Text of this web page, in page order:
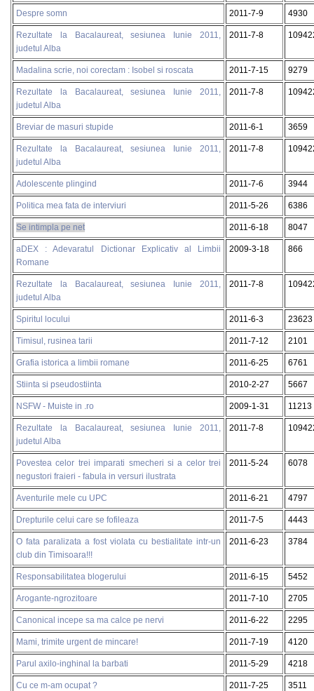
Despre somn 2011-7-9 4930
Rezultate la Bacalaureat, sesiunea Iunie 2011,
judetul Alba
2011-7-8
Madalina scrie, noi corectam : Isobel si roscata 2011-7-15 9279
Rezultate la Bacalaureat, sesiunea Iunie 2011,
judetul Alba
2011-7-8
Breviar de masuri stupide 2011-6-1 3659
Rezultate la Bacalaureat, sesiunea Iunie 2011,
judetul Alba
2011-7-8
Adolescente plingind 2011-7-6 3944
Politica mea fata de interviuri 2011-5-26 6386
Se intimpla pe net 2011-6-18 8047
aDEX : Adevaratul Dictionar Explicativ al Limbii
Romane
2009-3-18 866
Rezultate la Bacalaureat, sesiunea Iunie 2011,
judetul Alba
2011-7-8
Spiritul locului 2011-6-3 23623
Timisul, rusinea tarii 2011-7-12 2101
Grafia istorica a limbii romane 2011-6-25 6761
Stiinta si pseudostiinta 2010-2-27 5667
NSFW - Muiste in .ro 2009-1-31 11213
Rezultate la Bacalaureat, sesiunea Iunie 2011,
judetul Alba
2011-7-8
Povestea celor trei imparati smecheri si a celor trei
negustori fraieri - fabula in versuri ilustrata
2011-5-24 6078
Aventurile mele cu UPC 2011-6-21 4797
Drepturile celui care se fofileaza 2011-7-5 4443
O fata paralizata a fost violata cu bestialitate intr-un
club din Timisoara!!!
2011-6-23 3784
Responsabilitatea blogerului 2011-6-15 5452
Arogante-ngrozitoare 2011-7-10 2705
Canonical incepe sa ma calce pe nervi 2011-6-22 2295
Mami, trimite urgent de mincare! 2011-7-19 4120
Parul axilo-inghinal la barbati 2011-5-29 4218
Cu ce m-am ocupat ? 2011-7-25 3511